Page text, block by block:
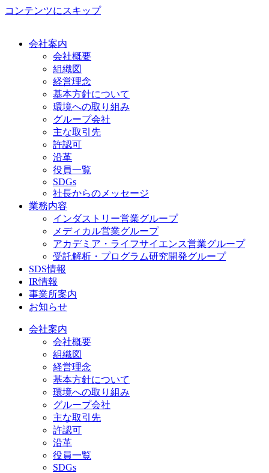
コンテンツにスキップ
会社案内
会社概要
組織図
経営理念
基本方針について
環境への取り組み
グループ会社
主な取引先
許認可
沿革
役員一覧
SDGs
社長からのメッセージ
業務内容
インダストリー営業グループ
メディカル営業グループ
アカデミア・ライフサイエンス営業グループ
受託解析・プログラム研究開発グループ
SDS情報
IR情報
事業所案内
お知らせ
会社案内
会社概要
組織図
経営理念
基本方針について
環境への取り組み
グループ会社
主な取引先
許認可
沿革
役員一覧
SDGs